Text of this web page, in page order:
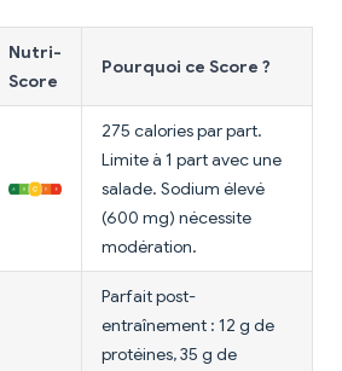
Nutri-
Score
Pourquoi ce Score ?
275 calories par part.
Limite à 1 part avec une
salade. Sodium élevé
(600 mg) nécessite
modération.
Parfait post-
entraînement : 12 g de
protéines, 35 g de